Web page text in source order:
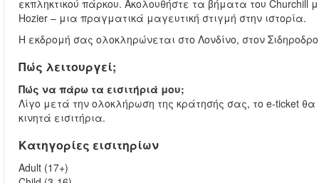
εκπληκτικού πάρκου. Ακολουθήστε τα βήματα του Churchill
Hozier – μια πραγματικά μαγευτική στιγμή στην ιστορία.
Η εκδρομή σας ολοκληρώνεται στο Λονδίνο, στον
Πώς λειτουργεί;
Πώς να πάρω τα εισιτήριά μου;
Λίγο μετά την ολοκλήρωση της κράτησής σας, το e-ticket
κινητά εισιτήρια.
Κατηγορίες εισιτηρίων
Adult (17+)